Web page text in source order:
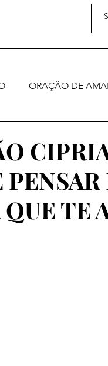
ORAÇÃO DE
TE